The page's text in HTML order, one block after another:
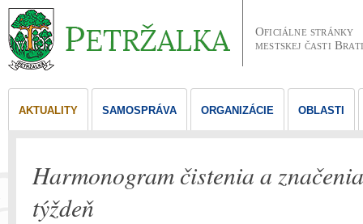
Oficiálne stránky
mestskej časti
AKTUALITY SAMOSPRÁVA ORGANIZÁCIE OBLASTI
Harmonogram čistenia a
týždeň